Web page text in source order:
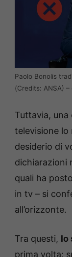
Paolo Bonolis
(Credits: ANSA) –
Tuttavia, una
televisione
desiderio di
dichiarazioni
quali ha
in tv – si
all’orizzonte.
Tra questi, lo
prima volta: